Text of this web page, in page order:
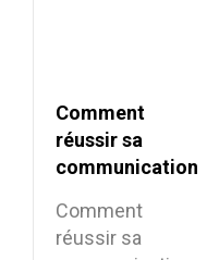
Comment
réussir sa
communication
Comment
réussir sa